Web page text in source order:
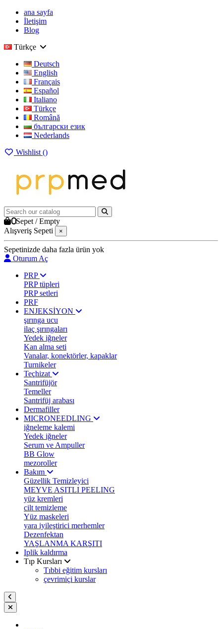
ana sayfa
İletişim
Blog
Türkçe
Deutsch
English
Français
Español
Italiano
Türkçe
Română
български език
Nederlands
Wishlist ()
0Sepet /Empty
Alışveriş Sepeti
×
Sepetinizde daha fazla ürün yok
Oturum Aç
PRP
PRP tüpleri
PRP setleri
PRF
ENJEKSİYON
şırınga ucu
ilaç şırıngaları
Yedek iğneler
Kan alma seti
Vanalar, konektörler, kapaklar
Turnikeler
Teçhizat
Santrifüjör
Temeller
Santrifüj arabası
Dermafiller
MICRONEEDLING
iğneleme kalemi
Yedek iğneler
Serum ve Ampuller
BB Glow
mezoroller
Bakım
Güzellik Temizleyici
MEYVE ASITLI PEELING
yüz kremleri
cilt temizleme
Yüz maskeleri
yara iyileştirici merhemler
Dezenfektan
YAŞLANMA KARŞITI
Iplik kaldırma
Tıp Kursları
Tıbbi eğitim kursları
çevrimiçi kurslar